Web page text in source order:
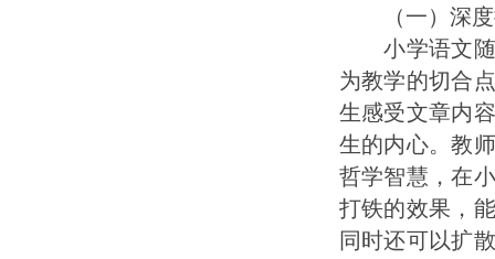
（一）深度
小学语文随
为教学的切合
生感受文章内
生的内心。教
哲学智慧，在
打铁的效果，
同时还可以扩